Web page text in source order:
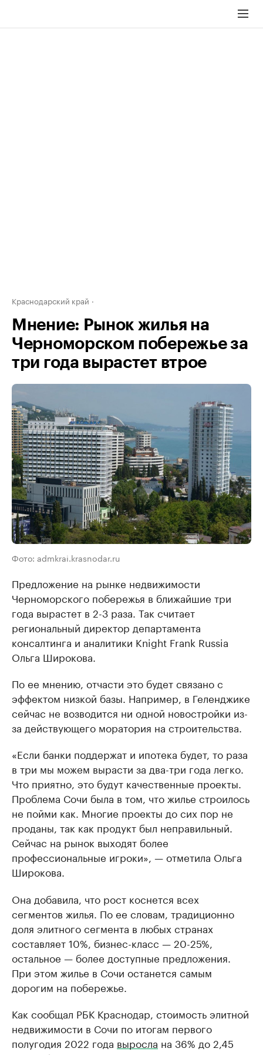
Краснодарский край
Мнение: Рынок жилья на
Черноморском побережье за
три года вырастет втрое
Фото: admkrai.krasnodar.ru
Предложение на рынке недвижимости
Черноморского побережья в ближайшие три
года вырастет в 2-3 раза. Так считает
региональный директор департамента
консалтинга и аналитики Knight Frank Russia
Ольга Широкова.
По ее мнению, отчасти это будет связано с
эффектом низкой базы. Например, в Геленджике
сейчас не возводится ни одной новостройки из-
за действующего моратория на строительства.
«Если банки поддержат и ипотека будет, то раза
в три мы можем вырасти за два-три года легко.
Что приятно, это будут качественные проекты.
Проблема Сочи была в том, что жилье строилось
не пойми как. Многие проекты до сих пор не
проданы, так как продукт был неправильный.
Сейчас на рынок выходят более
профессиональные игроки», — отметила Ольга
Широкова.
Она добавила, что рост коснется всех
сегментов жилья. По ее словам, традиционно
доля элитного сегмента в любых странах
составляет 10%, бизнес-класс — 20-25%,
остальное — более доступные предложения.
При этом жилье в Сочи останется самым
дорогим на побережье.
Как сообщал РБК Краснодар, стоимость элитной
недвижимости в Сочи по итогам первого
полугодия 2022 года выросла на 36% до 2,45